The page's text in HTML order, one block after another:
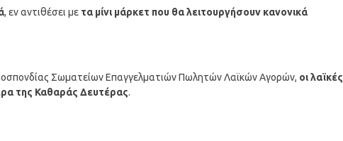
, εν αντιθέσει με τα μίνι μάρκετ που θα λειτουργήσουν κανονικά
Σωματείων Επαγγελματιών Πωλητών Λαϊκών Αγορών, οι λαϊκές
της Καθαράς Δευτέρας.